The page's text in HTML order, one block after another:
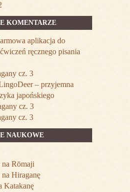
KOMENTARZE
aplikacja do
ręcznego pisania
cz. 3
– przyjemna
japońskiego
cz. 3
cz. 3
NAUKOWE
Rōmaji
Hiraganę
Katakanę